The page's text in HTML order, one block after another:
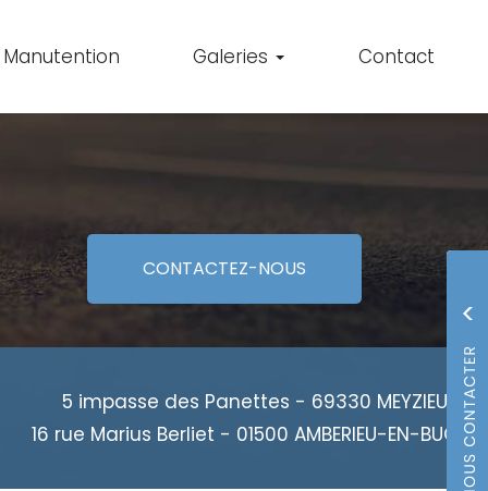
Manutention Galeries Contact
CONTACTEZ-NOUS
5 impasse des Panettes - 69330 MEYZIEU
16 rue Marius Berliet - 01500 AMBERIEU-EN-BUGEY